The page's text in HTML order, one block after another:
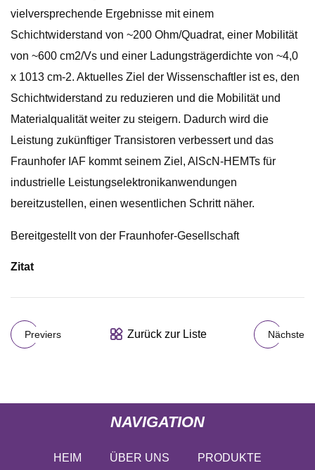
vielversprechende Ergebnisse mit einem
Schichtwiderstand von ~200 Ohm/Quadrat, einer Mobilität
von ~600 cm2/Vs und einer Ladungsträgerdichte von ~4,0
x 1013 cm-2. Aktuelles Ziel der Wissenschaftler ist es, den
Schichtwiderstand zu reduzieren und die Mobilität und
Materialqualität weiter zu steigern. Dadurch wird die
Leistung zukünftiger Transistoren verbessert und das
Fraunhofer IAF kommt seinem Ziel, AlScN-HEMTs für
industrielle Leistungselektronikanwendungen
bereitzustellen, einen wesentlichen Schritt näher.
Bereitgestellt von der Fraunhofer-Gesellschaft
Zitat
Previers Zurück zur Liste Nächste
NAVIGATION
HEIM ÜBER UNS PRODUKTE